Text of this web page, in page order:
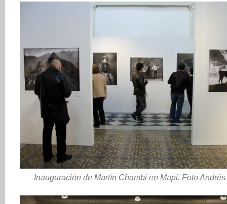
Inauguración de Martín Chambi en Mapi. Foto